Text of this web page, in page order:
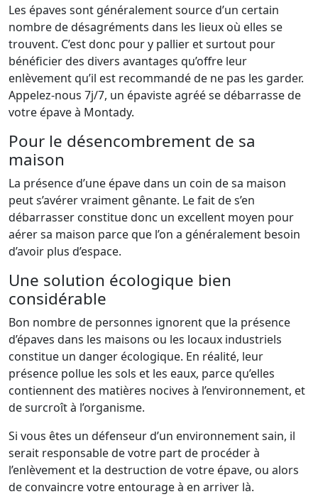
Les épaves sont généralement source d’un certain
nombre de désagréments dans les lieux où elles se
trouvent. C’est donc pour y pallier et surtout pour
bénéficier des divers avantages qu’offre leur
enlèvement qu’il est recommandé de ne pas les garder.
Appelez-nous 7j/7, un épaviste agréé se débarrasse de
votre épave à Montady.
Pour le désencombrement de sa
maison
La présence d’une épave dans un coin de sa maison
peut s’avérer vraiment gênante. Le fait de s’en
débarrasser constitue donc un excellent moyen pour
aérer sa maison parce que l’on a généralement besoin
d’avoir plus d’espace.
Une solution écologique bien
considérable
Bon nombre de personnes ignorent que la présence
d’épaves dans les maisons ou les locaux industriels
constitue un danger écologique. En réalité, leur
présence pollue les sols et les eaux, parce qu’elles
contiennent des matières nocives à l’environnement, et
de surcroît à l’organisme.
Si vous êtes un défenseur d’un environnement sain, il
serait responsable de votre part de procéder à
l’enlèvement et la destruction de votre épave, ou alors
de convaincre votre entourage à en arriver là.